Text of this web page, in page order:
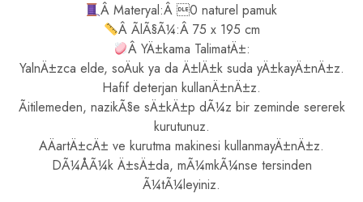
Â Materyal:Â 0 naturel pamuk
Â ÃlÃ§Ã¼:Â 75 x 195 cm
Â YÄ±kama TalimatÄ±:
YalnÄ±zca elde, soÄuk ya da Ä±lÄ±k suda yÄ±kayÄ±nÄ±z.
Hafif deterjan kullanÄ±nÄ±z.
Ãitilemeden, nazikÃ§e sÄ±kÄ±p dÃ¼z bir zeminde sererek
kurutunuz.
AÄartÄ±cÄ± ve kurutma makinesi kullanmayÄ±nÄ±z.
DÃ¼ÅÃ¼k Ä±sÄ±da, mÃ¼mkÃ¼nse tersinden
Ã¼tÃ¼leyiniz.